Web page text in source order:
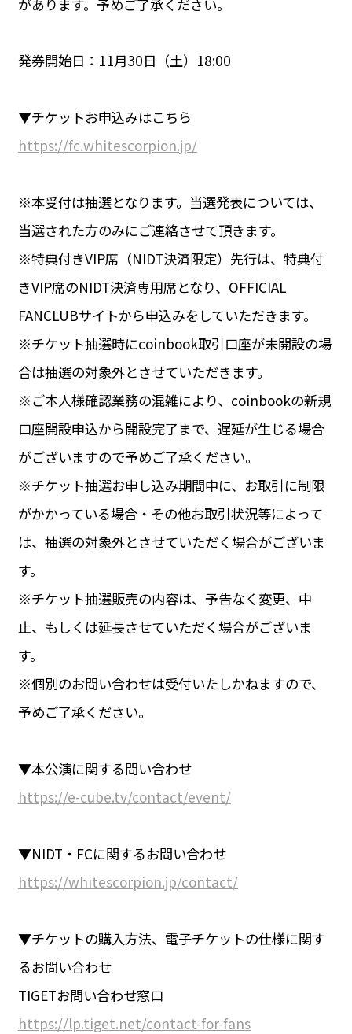
があります。予めご了承ください。
発券開始日：11月30日（土）18:00
▼チケットお申込みはこちら
https://fc.whitescorpion.jp/
※本受付は抽選となります。当選発表については、
当選された方のみにご連絡させて頂きます。
※特典付きVIP席（NIDT決済限定）先行は、特典付
きVIP席のNIDT決済専用席となり、OFFICIAL
FANCLUBサイトから申込みをしていただきます。
※チケット抽選時にcoinbook取引口座が未開設の場
合は抽選の対象外とさせていただきます。
※ご本人様確認業務の混雑により、coinbookの新規
口座開設申込から開設完了まで、遅延が生じる場合
がございますので予めご了承ください。
※チケット抽選お申し込み期間中に、お取引に制限
がかかっている場合・その他お取引状況等によって
は、抽選の対象外とさせていただく場合がございま
す。
※チケット抽選販売の内容は、予告なく変更、中
止、もしくは延長させていただく場合がございま
す。
※個別のお問い合わせは受付いたしかねますので、
予めご了承ください。
▼本公演に関する問い合わせ
https://e-cube.tv/contact/event/
▼NIDT・FCに関するお問い合わせ
https://whitescorpion.jp/contact/
▼チケットの購入方法、電子チケットの仕様に関す
るお問い合わせ
TIGETお問い合わせ窓口
https://lp.tiget.net/contact-for-fans